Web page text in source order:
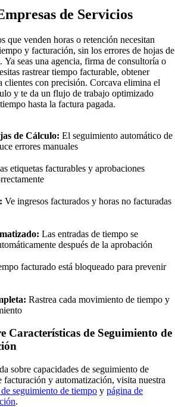
de Servicios
que venden horas o retención necesitan
y facturación, sin los errores de hojas de
seas una agencia, firma de consultoría o
rastrear tiempo facturable, obtener
clientes con precisión. Corcava elimina el
y te da un flujo de trabajo optimizado
hasta la factura pagada.
de Cálculo: El seguimiento automático de
errores manuales
etiquetas facturables y aprobaciones
Ve ingresos facturados y horas no facturadas
Las entradas de tiempo se
después de la aprobación
facturado está bloqueado para prevenir
Rastrea cada movimiento de tiempo y
Características de Seguimiento de
sobre capacidades de seguimiento de
facturación y automatización, visita nuestra
seguimiento de tiempo y página de
.